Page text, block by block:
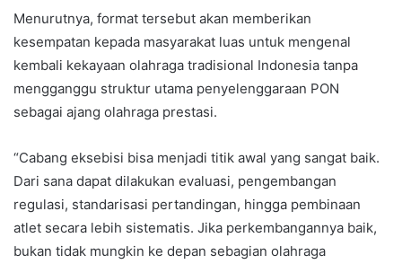
Menurutnya, format tersebut akan memberikan
kesempatan kepada masyarakat luas untuk mengenal
kembali kekayaan olahraga tradisional Indonesia tanpa
mengganggu struktur utama penyelenggaraan PON
sebagai ajang olahraga prestasi.
“Cabang eksebisi bisa menjadi titik awal yang sangat baik.
Dari sana dapat dilakukan evaluasi, pengembangan
regulasi, standarisasi pertandingan, hingga pembinaan
atlet secara lebih sistematis. Jika perkembangannya baik,
bukan tidak mungkin ke depan sebagian olahraga